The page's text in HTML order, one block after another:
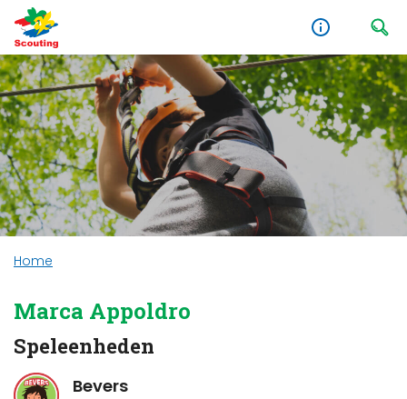
Home
Marca Appoldro
Speleenheden
Bevers